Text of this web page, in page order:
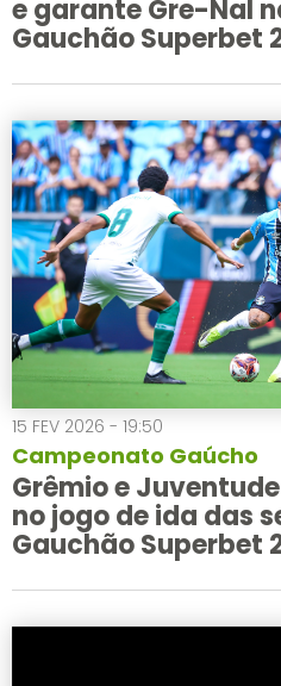
e garante Gre-Nal
Gauchão Superbet
15 FEV 2026 - 19:50
Campeonato Gaúcho
Grêmio e
no jogo de ida das
Gauchão Superbet